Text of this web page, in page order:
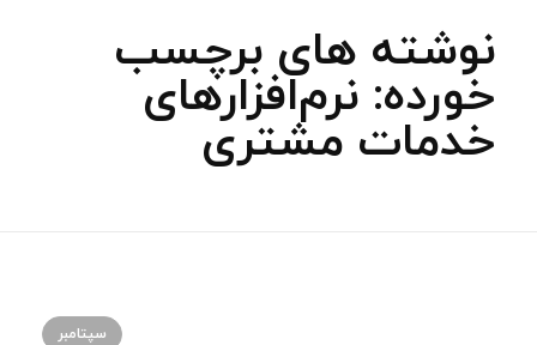
نوشته های برچسب
خورده: نرم‌افزارهای
خدمات مشتری
سپتامبر